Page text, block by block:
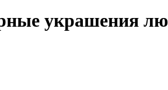
украшения